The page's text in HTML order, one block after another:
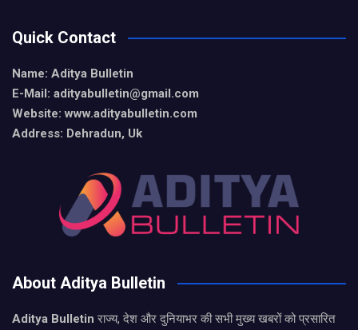
Quick Contact
Name: Aditya Bulletin
E-Mail: adityabulletin@gmail.com
Website: www.adityabulletin.com
Address: Dehradun, Uk
About Aditya Bulletin
Aditya Bulletinराज्य, देश और दुनियाभर की सभी मुख्य खबरों को प्रसारित